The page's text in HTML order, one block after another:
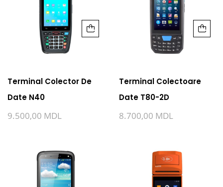
Terminal Colector De
Date N40
9.500,00 MDL
Terminal Colectoare
Date T80-2D
8.700,00 MDL